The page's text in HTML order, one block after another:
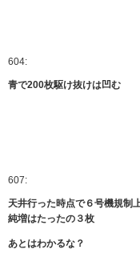
604:
青で200枚駆け抜けは凹む
607:
天井行った時点で６号機規制
純増はたったの３枚
あとはわかるな？